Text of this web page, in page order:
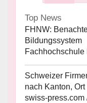
Top News
FHNW:
Bildungssystem
Schweizer
nach Kanton,
swiss-press.com